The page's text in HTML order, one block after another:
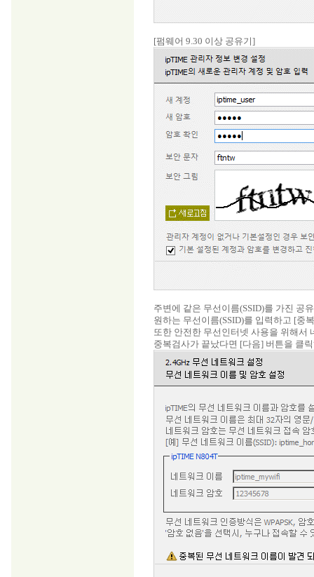
[펌웨어 9.30 이상 공유기]
주변에 같은 무선이름(SSID)를 가진 공
원하는 무선이름(SSID)를 입력하고 [중
또한 안전한 무선인터넷 사용을 위해서
중복검사가 끝났다면 [다음] 버튼을 클